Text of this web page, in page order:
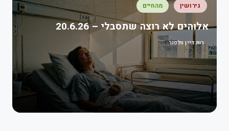
גירושין מהחיים
אלוהים לא רוצה שתסבלי – 20.6.26
רות דיין וולפנר